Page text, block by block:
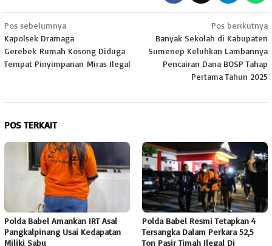
Navigasi
pos
Pos sebelumnya
Kapolsek Dramaga
Gerebek Rumah Kosong Diduga
Tempat Pinyimpanan Miras Ilegal
Pos berikutnya
Banyak Sekolah di Kabupaten
Sumenep Keluhkan Lambannya
Pencairan Dana BOSP Tahap
Pertama Tahun 2025
POS TERKAIT
Polda Babel Amankan IRT Asal
Pangkalpinang Usai Kedapatan
Miliki Sabu
Polda Babel Resmi Tetapkan 4
Tersangka Dalam Perkara 52,5
Ton Pasir Timah Ilegal Di